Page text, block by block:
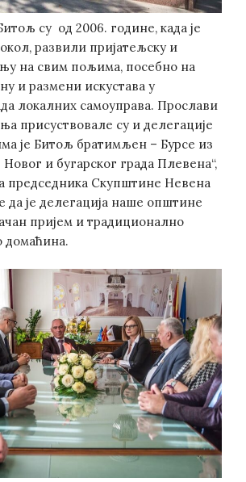
су од 2006. године, када је
развили пријатељску и
на свим пољима, посебно на
и размени искустава у
локалних самоуправа. Прослави
присуствовале су и делегације
је Битољ братимљен – Бурсе из
и бугарског града Плевена“,
председника Скупштине Невена
да је делегација наше општине
пријем и традиционално
домаћина.